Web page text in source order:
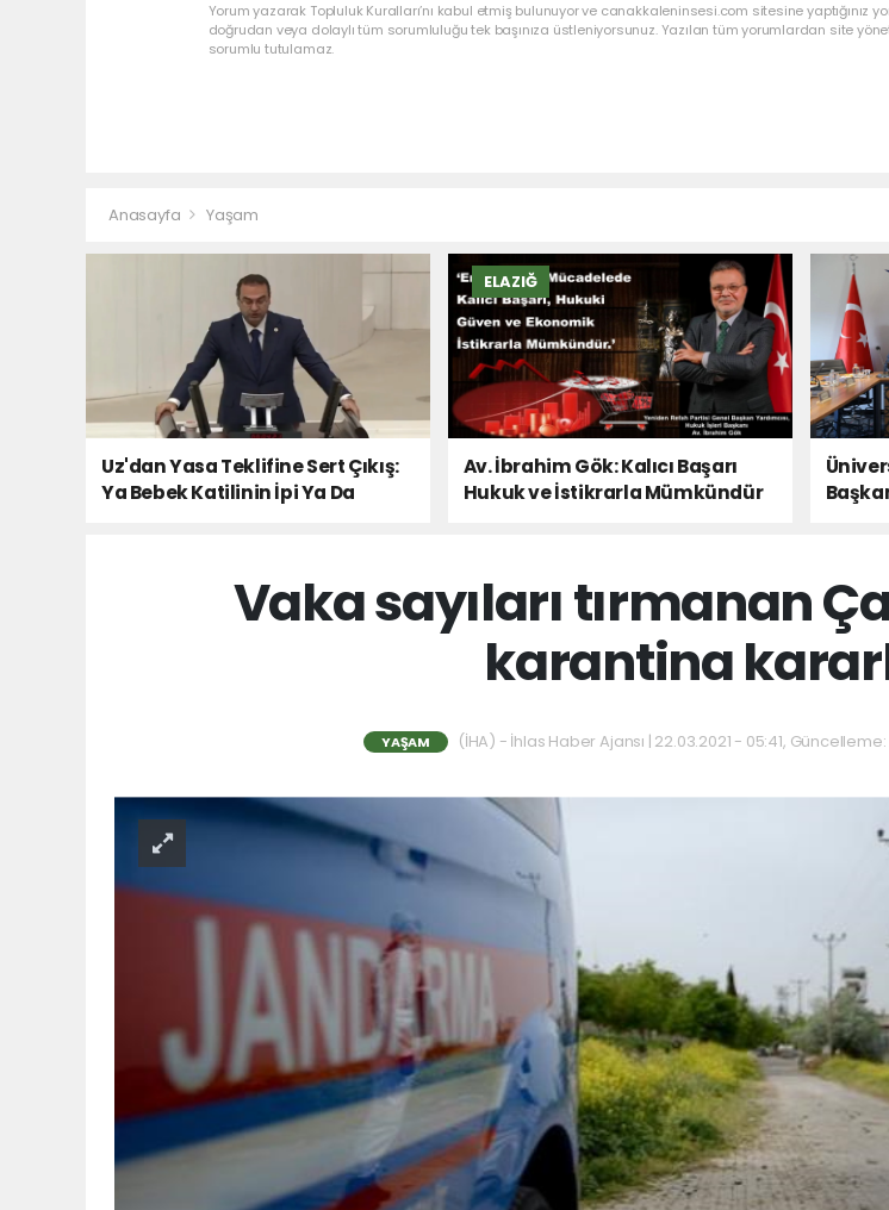
Yorum yazarak Topluluk Kuralları’nı kabul etmiş bulunuyor ve canakkaleninsesi.com sitesine yaptığınız
doğrudan veya dolaylı tüm sorumluluğu tek başınıza üstleniyorsunuz. Yazılan tüm yorumlardan site
sorumlu tutulamaz.
Anasayfa Yaşam
Uz'dan Yasa Teklifine Sert Çıkış:
Ya Bebek Katilinin İpi Ya Da
ELAZIĞ
Av. İbrahim Gök: Kalıcı Başarı
Hukuk ve İstikrarla Mümkündür
Vaka sayıları tırmanan
karantina
YAŞAM (İHA) - İhlas Haber Ajansı | 22.03.2021 - 05:41, Güncelleme: